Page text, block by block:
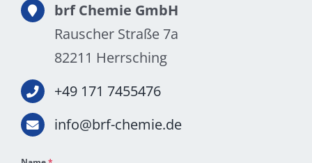
brf Chemie GmbH
Rauscher Straße 7a
82211 Herrsching
+49 171 7455476
info@brf-chemie.de